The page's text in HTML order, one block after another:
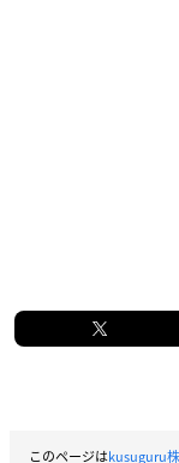
このページはkusuguru